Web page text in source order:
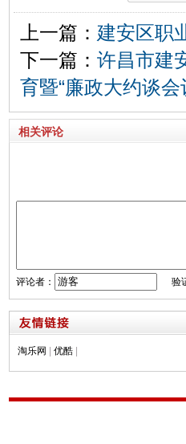
上一篇： 建安区职
下一篇： 许昌市建
育暨“廉政大约谈会
相关评论
评论者： 验
淘乐网 | 优酷 |